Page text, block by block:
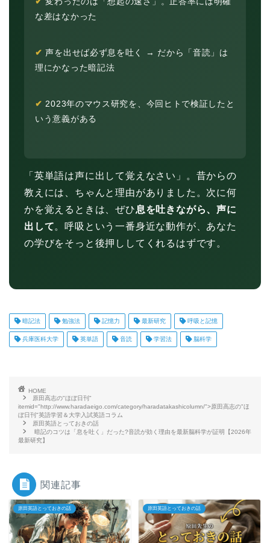
な差はなかった
✔ 声を出せば必ず息を吐く → だから「音読」は
理にかなった暗記法
✔ 2023年のマウス研究を、今回ヒトで検証したと
いう意義がある
「英単語は声に出して覚えなさい」。昔からの
教えには、ちゃんと理由がありました。次に何
かを覚えるときは、ぜひ息を吐きながら、声に
出して。呼吸という一番身近な動作が、あなた
の学びをそっと後押ししてくれるはずです。
暗記法 勉強法 記憶力 最新研究 呼吸と記憶
兵庫医科大学 英単語 音読 学習法 脳科学
HOME
原田高志の"ほぼ日刊"
itemid="http://www.haradaeigo.com/category/haradatakashicolumn/">原田高志の"ほ
ぼ日刊"英語学習＆大学入試英語コラム
原田英語とっておきの話
暗記のコツは「息を吐く」だった?音読が効く理由を最新脳科学が証明【2026年
最新研究】
関連記事
原田英語とっておきの話 原田英語とっておきの話